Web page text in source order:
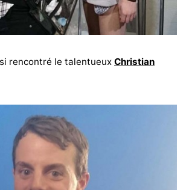
rencontré le talentueux Christian